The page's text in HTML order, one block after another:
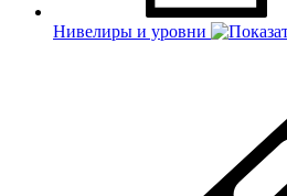
Нивелиры и уровни